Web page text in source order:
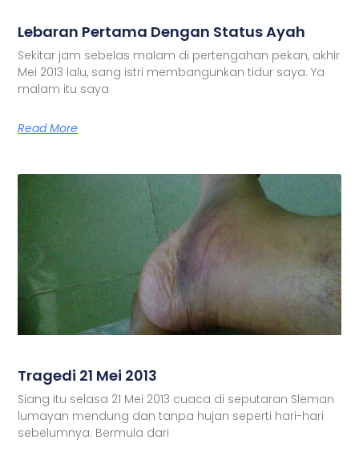
Lebaran Pertama Dengan Status Ayah
Sekitar jam sebelas malam di pertengahan pekan, akhir
Mei 2013 lalu, sang istri membangunkan tidur saya. Ya
malam itu saya
Read More
Tragedi 21 Mei 2013
Siang itu selasa 21 Mei 2013 cuaca di seputaran Sleman
lumayan mendung dan tanpa hujan seperti hari-hari
sebelumnya. Bermula dari